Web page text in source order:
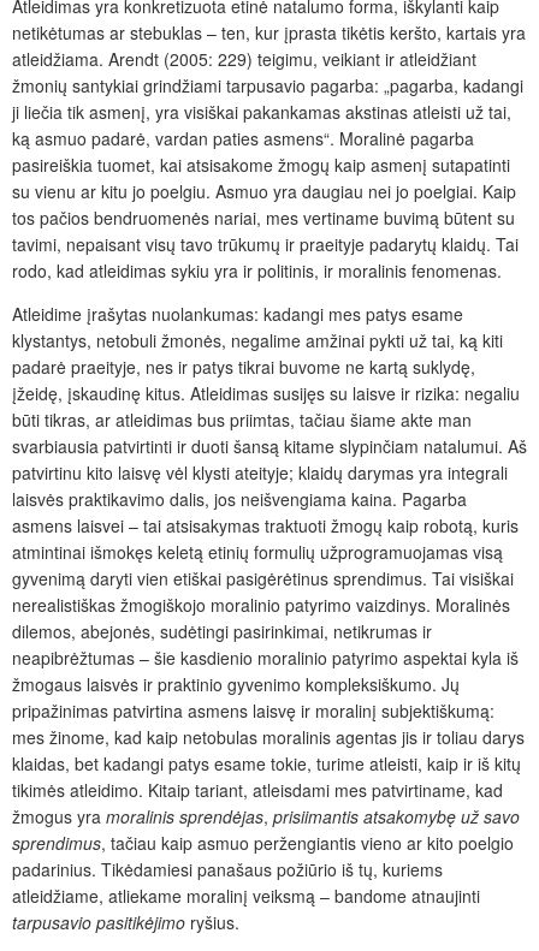
Atleidimas yra konkretizuota etinė natalumo forma, iškylanti kaip
netikėtumas ar stebuklas – ten, kur įprasta tikėtis keršto, kartais yra
atleidžiama. Arendt (2005: 229) teigimu, veikiant ir atleidžiant
žmonių santykiai grindžiami tarpusavio pagarba: „pagarba, kadangi
ji liečia tik asmenį, yra visiškai pakankamas akstinas atleisti už tai,
ką asmuo padarė, vardan paties asmens“. Moralinė pagarba
pasireiškia tuomet, kai atsisakome žmogų kaip asmenį sutapatinti
su vienu ar kitu jo poelgiu. Asmuo yra daugiau nei jo poelgiai. Kaip
tos pačios bendruomenės nariai, mes vertiname buvimą būtent su
tavimi, nepaisant visų tavo trūkumų ir praeityje padarytų klaidų. Tai
rodo, kad atleidimas sykiu yra ir politinis, ir moralinis fenomenas.
Atleidime įrašytas nuolankumas: kadangi mes patys esame
klystantys, netobuli žmonės, negalime amžinai pykti už tai, ką kiti
padarė praeityje, nes ir patys tikrai buvome ne kartą suklydę,
įžeidę, įskaudinę kitus. Atleidimas susijęs su laisve ir rizika: negaliu
būti tikras, ar atleidimas bus priimtas, tačiau šiame akte man
svarbiausia patvirtinti ir duoti šansą kitame slypinčiam natalumui. Aš
patvirtinu kito laisvę vėl klysti ateityje; klaidų darymas yra integrali
laisvės praktikavimo dalis, jos neišvengiama kaina. Pagarba
asmens laisvei – tai atsisakymas traktuoti žmogų kaip robotą, kuris
atmintinai išmokęs keletą etinių formulių užprogramuojamas visą
gyvenimą daryti vien etiškai pasigėrėtinus sprendimus. Tai visiškai
nerealistiškas žmogiškojo moralinio patyrimo vaizdinys. Moralinės
dilemos, abejonės, sudėtingi pasirinkimai, netikrumas ir
neapibrėžtumas – šie kasdienio moralinio patyrimo aspektai kyla iš
žmogaus laisvės ir praktinio gyvenimo kompleksiškumo. Jų
pripažinimas patvirtina asmens laisvę ir moralinį subjektiškumą:
mes žinome, kad kaip netobulas moralinis agentas jis ir toliau darys
klaidas, bet kadangi patys esame tokie, turime atleisti, kaip ir iš kitų
tikimės atleidimo. Kitaip tariant, atleisdami mes patvirtiname, kad
žmogus yra moralinis sprendėjas, prisiimantis atsakomybę už savo
sprendimus, tačiau kaip asmuo peržengiantis vieno ar kito poelgio
padarinius. Tikėdamiesi panašaus požiūrio iš tų, kuriems
atleidžiame, atliekame moralinį veiksmą – bandome atnaujinti
tarpusavio pasitikėjimo ryšius.